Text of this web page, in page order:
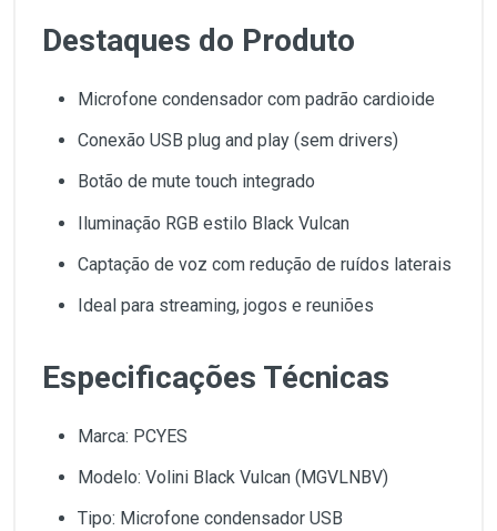
Destaques do Produto
Microfone condensador com padrão cardioide
Conexão USB plug and play (sem drivers)
Botão de mute touch integrado
Iluminação RGB estilo Black Vulcan
Captação de voz com redução de ruídos laterais
Ideal para streaming, jogos e reuniões
Especificações Técnicas
Marca: PCYES
Modelo: Volini Black Vulcan (MGVLNBV)
Tipo: Microfone condensador USB